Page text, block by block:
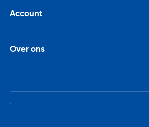
Account
Over ons